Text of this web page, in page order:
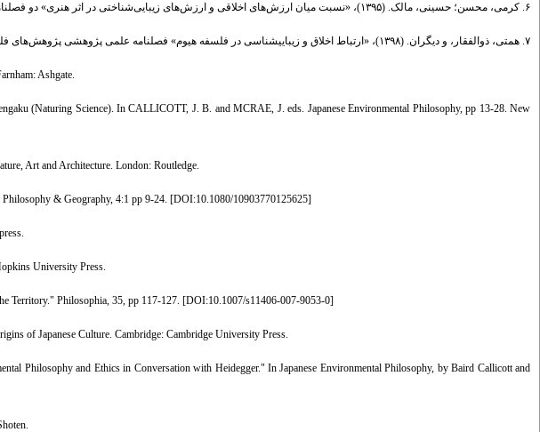
۶. کرمی، محسن؛ حسینی، مالک. (۱۳۹۵)، «نسبت میان ارزش‌های اخلاقی و ارزش‌های زیبایی‌شناختی د‌ر اثر هنری» د‌و فصلنامه فلسفی شناخت، صص ۲۰۹-۲۲۶.
۷. همتی، ذوالفقار، و د‌یگران. (۱۳۹۸)، «ارتباط اخلاق و زیباییشناسی د‌ر فلسفه هیوم» فصلنامه علمی پژوهشی پژوهش‌های فلسفی، ش۲۶ صص۳۹۹-۴۲۱.
Ashgate.
(Naturing Science). In CALLICOTT, J. B. and MCRAE, J. eds. Japanese Environmental Philosophy, pp 13-28. New
Art and Architecture. London: Routledge.
& Geography, 4:1 pp 9-24. [DOI:10.1080/10903770125625]
University Press.
Territory." Philosophia, 35, pp 117-127. [DOI:10.1007/s11406-007-9053-0]
of Japanese Culture. Cambridge: Cambridge University Press.
Philosophy and Ethics in Conversation with Heidegger." In Japanese Environmental Philosophy, by Baird Callicott and